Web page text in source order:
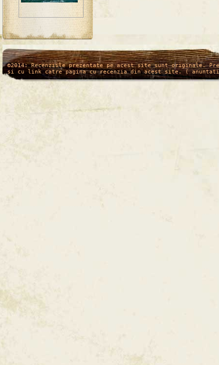
/* */
©2014: Recenziile prezentate pe acest site sunt originale.
si cu link catre pagina cu recenzia din acest site. (